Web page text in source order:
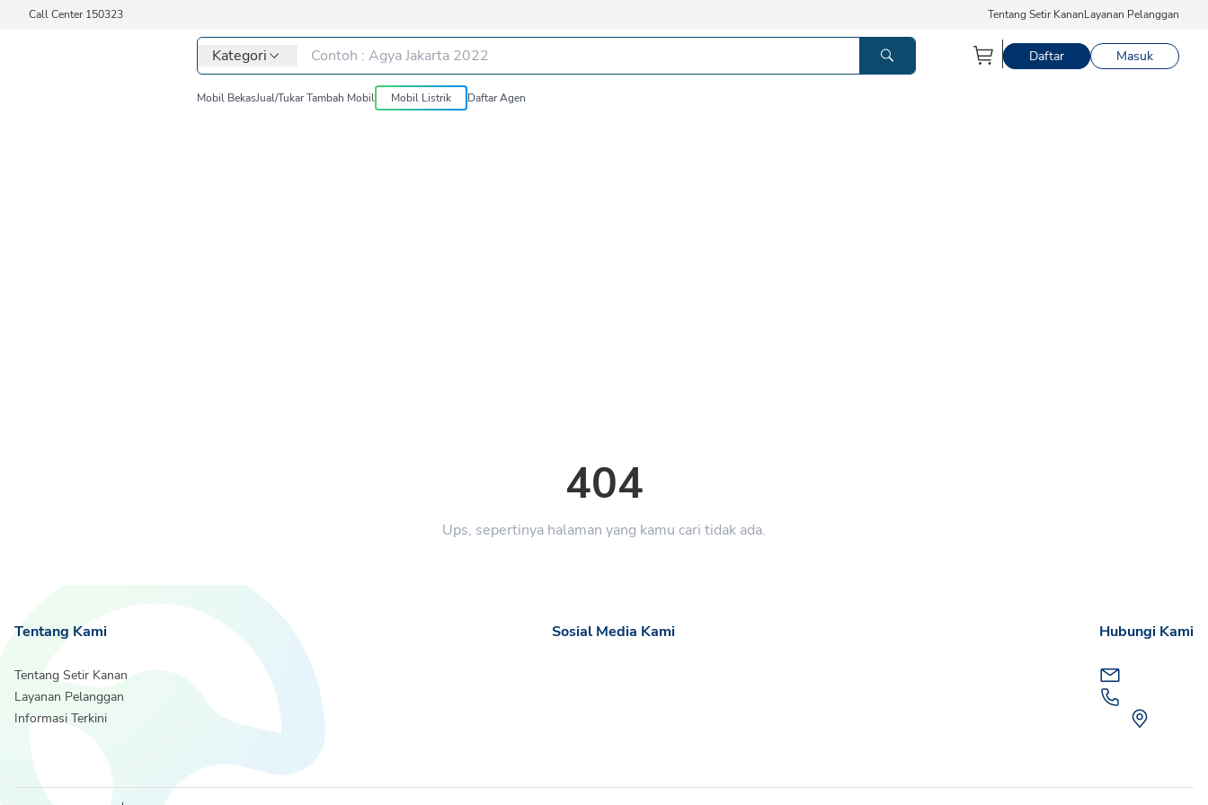
Call Center 150323 Tentang Setir KananLayanan Pelanggan
Kategori Daftar Masuk
Mobil BekasJual/Tukar Tambah Mobil Mobil Listrik Daftar Agen
404
Ups, sepertinya halaman yang kamu cari tidak ada.
Tentang Kami
Tentang Setir Kanan
Layanan Pelanggan
Informasi Terkini
Sosial Media Kami Hubungi Kami